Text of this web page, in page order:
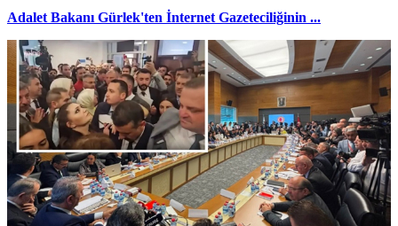
Adalet Bakanı Gürlek'ten İnternet Gazeteciliğinin ...